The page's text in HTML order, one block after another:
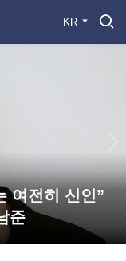
KR
여전히 신인”
준